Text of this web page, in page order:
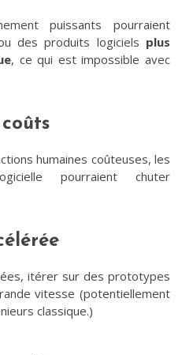
puissants pourraient
des produits logiciels plus
, ce qui est impossible avec
humaines coûteuses, les
pourraient chuter
itérer sur des prototypes
vitesse (potentiellement
classique.)